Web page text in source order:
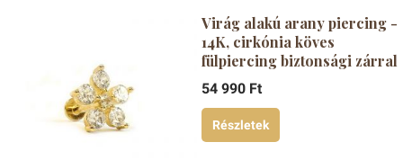
Virág alakú arany piercing -
14K, cirkónia köves
fülpiercing biztonsági zárral
54 990 Ft
Részletek